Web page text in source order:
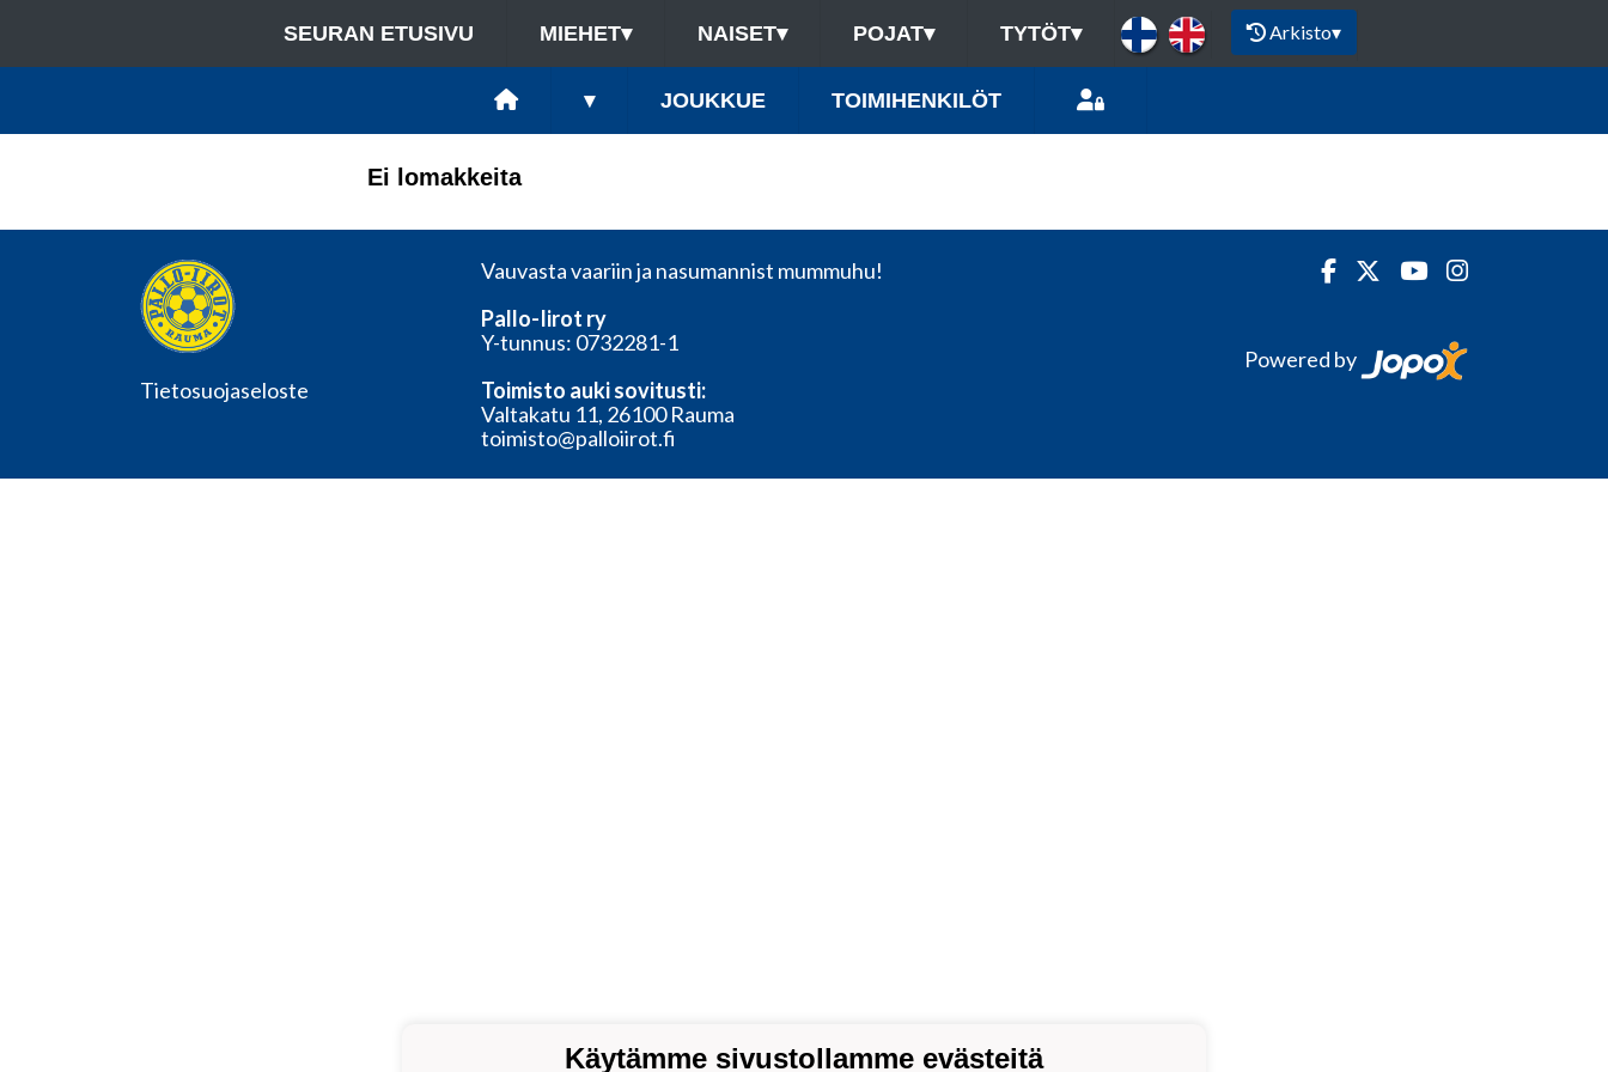
SEURAN ETUSIVU MIEHET▾ NAISET▾ POJAT▾ TYTÖT▾ Arkisto▾
▾ JOUKKUE TOIMIHENKILÖT
Ei lomakkeita
Tietosuojaseloste
Vauvasta vaariin ja nasumannist mummuhu!
Pallo-Iirot ry
Y-tunnus: 0732281-1
Toimisto auki sovitusti:
Valtakatu 11, 26100 Rauma
toimisto@palloiirot.fi
Powered by
Käytämme sivustollamme evästeitä